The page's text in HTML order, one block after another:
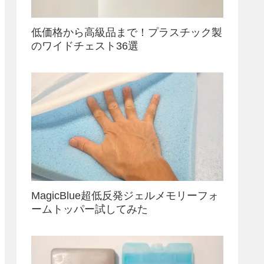
低価格から高級品まで！プラスチック製
のワイドチェスト36選
MagicBlue超低反発ジェルメモリーフォ
ームトッパー試してみた